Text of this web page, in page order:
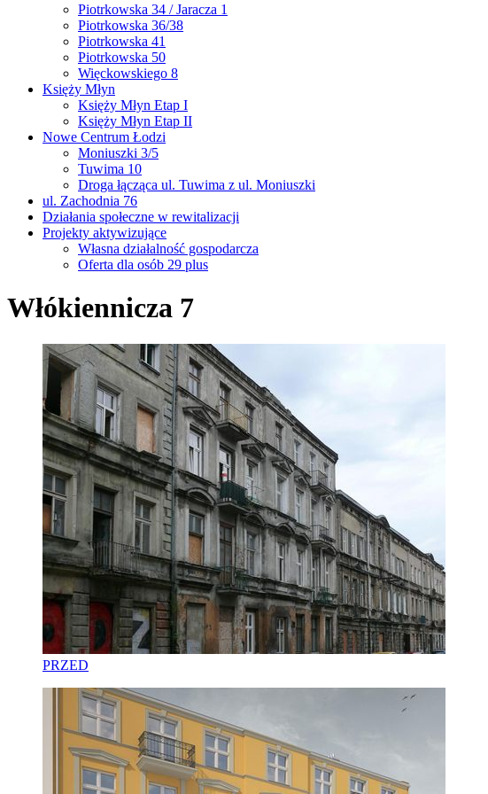
Piotrkowska 34 / Jaracza 1
Piotrkowska 36/38
Piotrkowska 41
Piotrkowska 50
Więckowskiego 8
Księży Młyn
Księży Młyn Etap I
Księży Młyn Etap II
Nowe Centrum Łodzi
Moniuszki 3/5
Tuwima 10
Droga łącząca ul. Tuwima z ul. Moniuszki
ul. Zachodnia 76
Działania społeczne w rewitalizacji
Projekty aktywizujące
Własna działalność gospodarcza
Oferta dla osób 29 plus
Włókiennicza 7
PRZED